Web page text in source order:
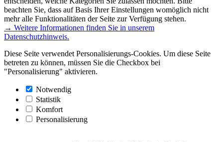
beachten Sie, dass auf Basis Ihrer Einstellungen womöglich nicht
mehr alle Funktionalitäten der Seite zur Verfügung stehen.
→ Weitere Informationen finden Sie in unserem
Datenschutzhinweis.
Diese Seite verwendet Personalisierungs-Cookies. Um diese Seite
betreten zu können, müssen Sie die Checkbox bei
"Personalisierung" aktivieren.
Notwendig
Statistik
Komfort
Personalisierung